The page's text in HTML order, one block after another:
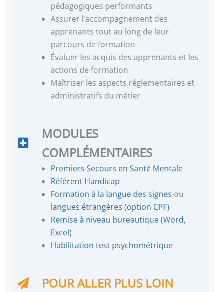
pédagogiques performants
Assurer l’accompagnement des
apprenants tout au long de leur
parcours de formation
Évaluer les acquis des apprenants et les
actions de formation
Maîtriser les aspects réglementaires et
administratifs du métier
MODULES
COMPLÉMENTAIRES
Premiers Secours en Santé Mentale
Référent Handicap
Formation à la langue des signes ou
langues étrangères (option CPF)
Remise à niveau bureautique (Word,
Excel)
Habilitation test psychométrique
POUR ALLER PLUS LOIN